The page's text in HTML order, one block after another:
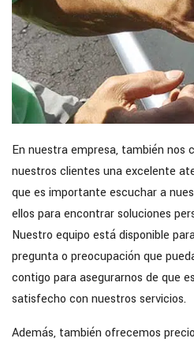
En nuestra empresa, también nos
nuestros clientes una excelente
que es importante escuchar a
ellos para encontrar soluciones
Nuestro equipo está disponible
pregunta o preocupación que
contigo para asegurarnos de que
satisfecho con nuestros servicios.
Además, también ofrecemos